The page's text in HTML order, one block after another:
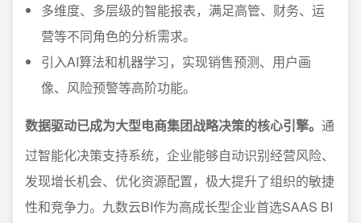
多维度、多层级的智能报表，满足高管、财务、运
营等不同角色的分析需求。
引入AI算法和机器学习，实现销售预测、用户画
像、风险预警等高阶功能。
数据驱动已成为大型电商集团战略决策的核心引擎。 通
过智能化决策支持系统，企业能够自动识别经营风险、
发现增长机会、优化资源配置，极大提升了组织的敏捷
性和竞争力。九数云BI作为高成长型企业首选SAAS BI